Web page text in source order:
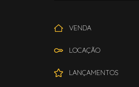
VENDA
LOCAÇÃO
LANÇAMENTOS